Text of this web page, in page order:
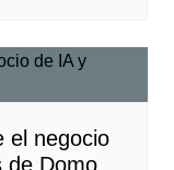
el negocio
de Domo